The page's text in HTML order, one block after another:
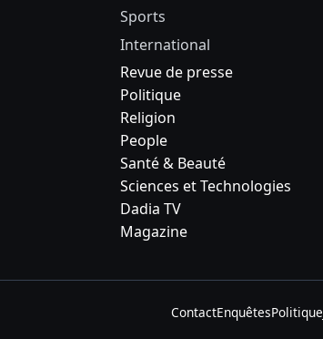
Sports
International
Revue de presse
Politique
Religion
People
Santé & Beauté
Sciences et Technologies
Dadia TV
Magazine
ContactEnquêtesPolitique